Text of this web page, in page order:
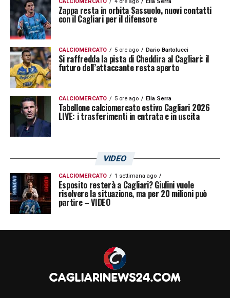
Zappa resta in orbita Sassuolo, nuovi contatti
con il Cagliari per il difensore
CALCIOMERCATO 5 ore ago Dario Bartolucci
Si raffredda la pista di Cheddira al Cagliari: il
futuro dell’attaccante resta aperto
CALCIOMERCATO 5 ore ago Elia Serra
Tabellone calciomercato estivo Cagliari 2026
LIVE: i trasferimenti in entrata e in uscita
VIDEO
CALCIOMERCATO 1 settimana ago
Esposito resterà a Cagliari? Giulini vuole
risolvere la situazione, ma per 20 milioni può
partire – VIDEO